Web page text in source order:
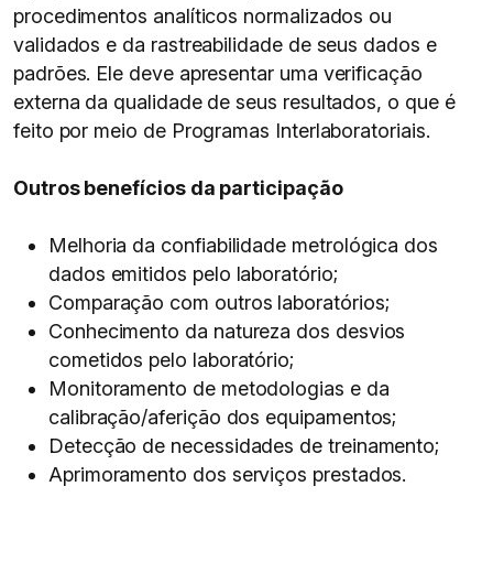
procedimentos analíticos normalizados ou
validados e da rastreabilidade de seus dados e
padrões. Ele deve apresentar uma verificação
externa da qualidade de seus resultados, o que é
feito por meio de Programas Interlaboratoriais.
Outros benefícios da participação
Melhoria da confiabilidade metrológica dos
dados emitidos pelo laboratório;
Comparação com outros laboratórios;
Conhecimento da natureza dos desvios
cometidos pelo laboratório;
Monitoramento de metodologias e da
calibração/aferição dos equipamentos;
Detecção de necessidades de treinamento;
Aprimoramento dos serviços prestados.